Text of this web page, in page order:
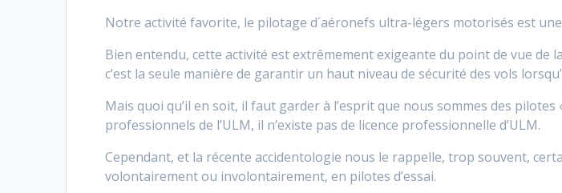
Notre activité favorite, le pilotage d´aéronefs ultra-légers motorisés est
Bien entendu, cette activité est extrêmement exigeante du point de vue de
c’est la seule manière de garantir un haut niveau de sécurité des vols
Mais quoi qu’il en soit, il faut garder à l’esprit que nous sommes des
professionnels de l’ULM, il n’existe pas de licence professionnelle d’ULM.
Cependant, et la récente accidentologie nous le rappelle, trop souvent,
volontairement ou involontairement, en pilotes d’essai.